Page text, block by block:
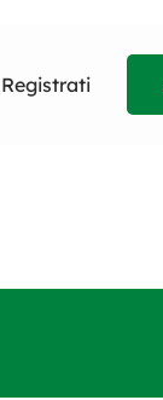
Registrati